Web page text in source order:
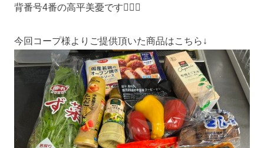
背番号4番の高平美憂です🙋🏻‍♀️
今回コープ様よりご提供頂いた商品はこちら↓